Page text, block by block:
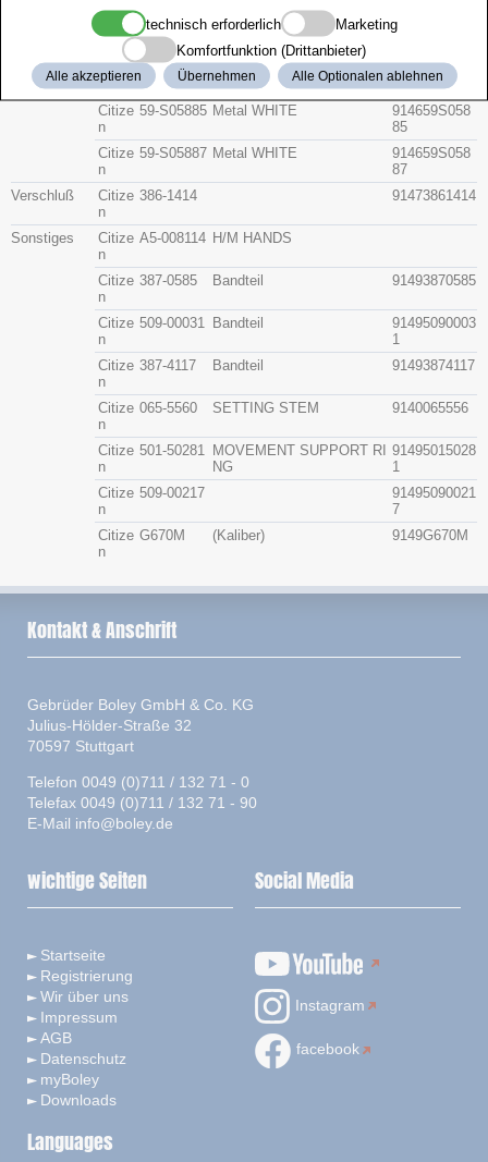
Citize
n
59-S00572 Metal
914659S005
Citize
n
59-S01225 Metal WHITE YELLOW
914659S012
25
Citize
n
59-S05885 Metal WHITE
914659S058
85
Citize
n
59-S05887 Metal WHITE
914659S058
87
Verschluß
Citize
n
386-1414 91473861414
Sonstiges
Citize
n
A5-008114 H/M HANDS
Citize
n
387-0585 Bandteil 91493870585
Citize
n
509-00031 Bandteil
91495090003
1
Citize
n
387-4117 Bandteil 91493874117
Citize
n
065-5560 SETTING STEM 9140065556
Citize
n
501-50281 MOVEMENT SUPPORT RI
NG
91495015028
1
Citize
n
509-00217
91495090021
7
Citize
n
G670M (Kaliber) 9149G670M
technisch erforderlich
Marketing
Komfortfunktion (Drittanbieter)
Alle akzeptieren Übernehmen Alle Optionalen ablehnen
Kontakt & Anschrift
Gebrüder Boley GmbH & Co. KG
Julius-Hölder-Straße 32
70597 Stuttgart
Telefon 0049 (0)711 / 132 71 - 0
Telefax 0049 (0)711 / 132 71 - 90
E-Mail info@boley.de
wichtige Seiten
Startseite
Registrierung
Wir über uns
Impressum
AGB
Datenschutz
myBoley
Downloads
Social Media
Instagram
facebook
Languages